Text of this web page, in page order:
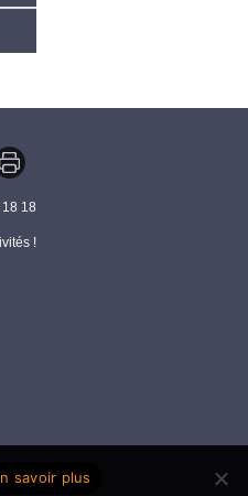
18
!
savoir plus